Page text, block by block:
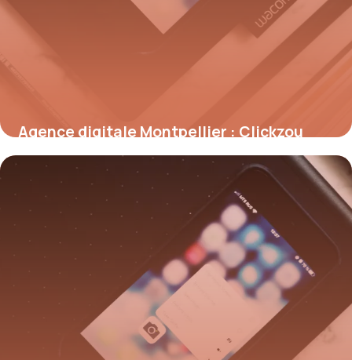
Agence digitale Montpellier : Clickzou
2026
11 juillet 2026